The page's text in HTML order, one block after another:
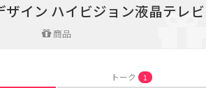
ザイン ハイビジョン液晶テレビ
商品
トーク 1